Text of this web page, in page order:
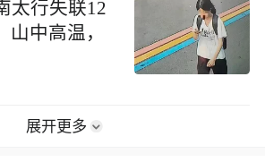
太行失联12
山中高温，
展开更多